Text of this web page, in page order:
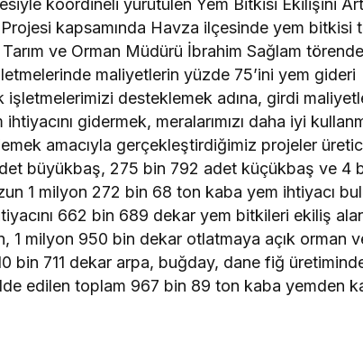
koordineli yürütülen Yem Bitkisi Ekilişini
kapsamında Havza ilçesinde yem bitkisi
ve Orman Müdürü İbrahim Sağlam törende
maliyetlerin yüzde 75’ini yem gideri
işletmelerimizi desteklemek adına, girdi
gidermek, meralarımızı daha iyi
amacıyla gerçekleştirdiğimiz projeler
büyükbaş, 275 bin 792 adet küçükbaş ve 4
1 milyon 272 bin 68 ton kaba yem ihtiyacı
662 bin 689 dekar yem bitkileri ekiliş
1 milyon 950 bin dekar otlatmaya açık orman
bin 711 dekar arpa, buğday, dane fiğ
edilen toplam 967 bin 89 ton kaba yemden